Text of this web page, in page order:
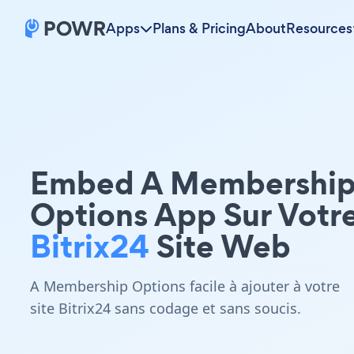
Apps Plans & PricingAboutResources
Embed A
Options App Sur
Bitrix24Site Web
A Membership Options facile à ajouter à votre
site Bitrix24 sans codage et sans soucis.